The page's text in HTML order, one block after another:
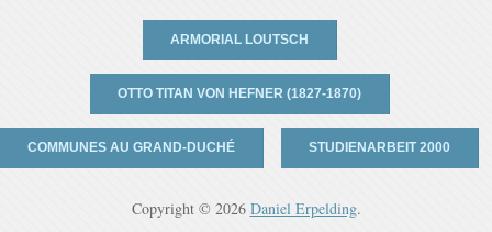
ARMORIAL LOUTSCH
OTTO TITAN VON HEFNER (1827-1870)
COMMUNES AU GRAND-DUCHÉ STUDIENARBEIT 2000
Copyright © 2026 Daniel Erpelding.